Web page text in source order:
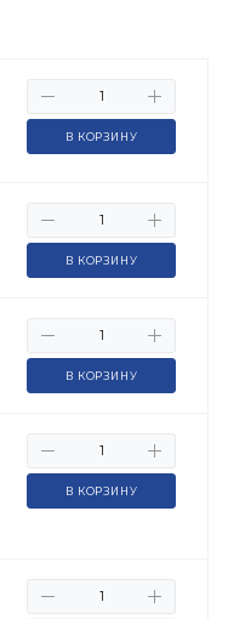
В КОРЗИНУ
В КОРЗИНУ
В КОРЗИНУ
В КОРЗИНУ